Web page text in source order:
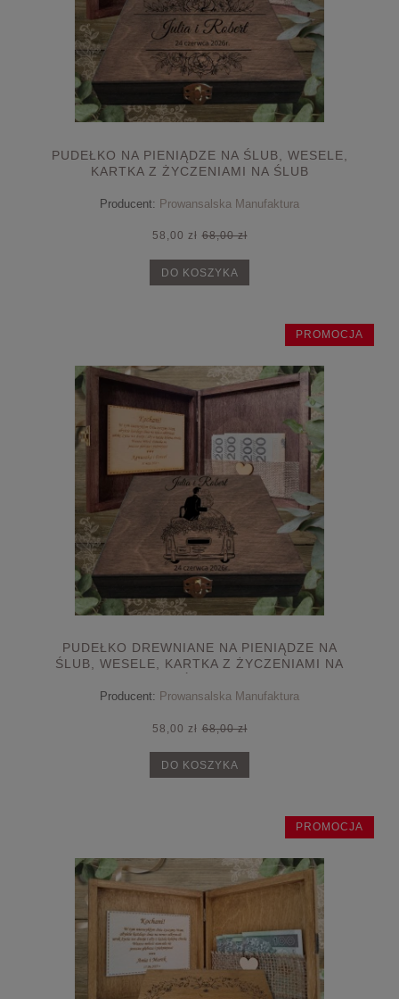
PUDEŁKO NA PIENIĄDZE NA ŚLUB, WESELE,
KARTKA Z ŻYCZENIAMI NA ŚLUB
Producent: Prowansalska Manufaktura
58,00 zł 68,00 zł
DO KOSZYKA
PUDEŁKO DREWNIANE NA PIENIĄDZE NA
ŚLUB, WESELE, KARTKA Z ŻYCZENIAMI NA
Producent: Prowansalska Manufaktura
58,00 zł 68,00 zł
DO KOSZYKA
PROMOCJA
PROMOCJA